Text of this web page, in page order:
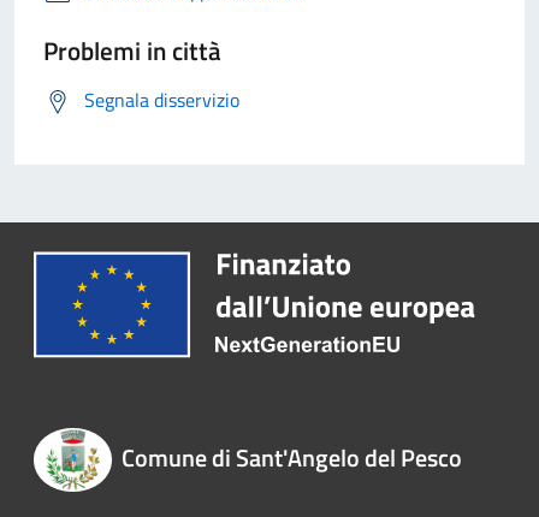
Problemi in città
Segnala disservizio
Comune di Sant'Angelo del Pesco